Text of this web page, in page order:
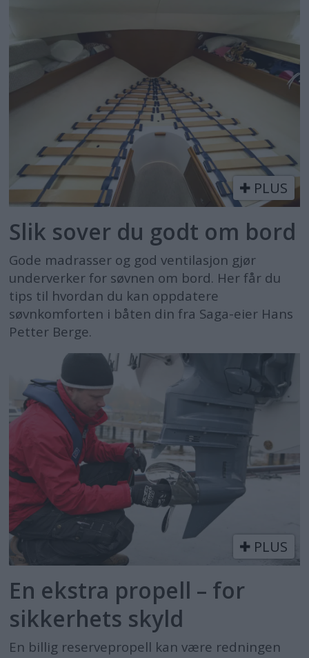
PLUS
Slik sover du godt om bord
Gode madrasser og god ventilasjon gjør
underverker for søvnen om bord. Her får du
tips til hvordan du kan oppdatere
søvnkomforten i båten din fra Saga-eier Hans
Petter Berge.
PLUS
En ekstra propell – for
sikkerhets skyld
En billig reservepropell kan være redningen